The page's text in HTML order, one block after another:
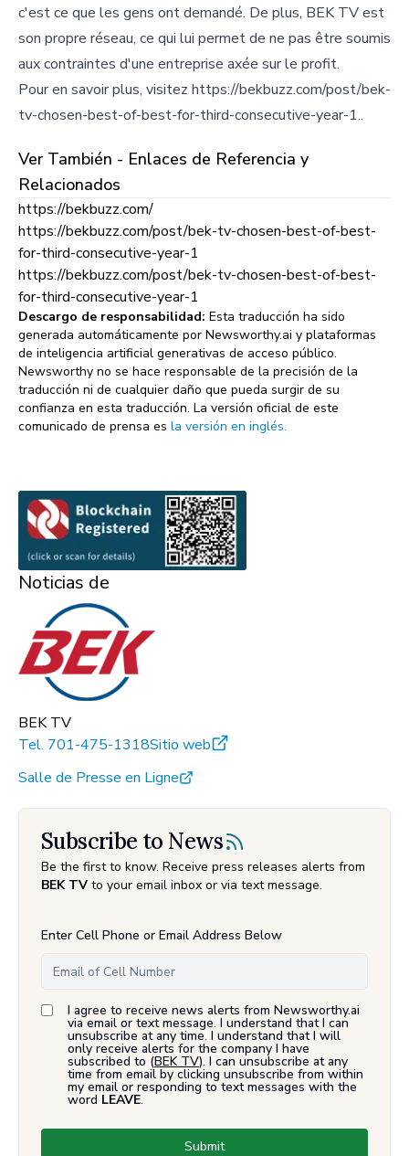
c'est ce que les gens ont demandé. De plus, BEK TV est
son propre réseau, ce qui lui permet de ne pas être soumis
aux contraintes d'une entreprise axée sur le profit.
Pour en savoir plus, visitez https://bekbuzz.com/post/bek-
tv-chosen-best-of-best-for-third-consecutive-year-1..
Ver También - Enlaces de Referencia y
Relacionados
https://bekbuzz.com/
https://bekbuzz.com/post/bek-tv-chosen-best-of-best-
for-third-consecutive-year-1
https://bekbuzz.com/post/bek-tv-chosen-best-of-best-
for-third-consecutive-year-1
Descargo de responsabilidad: Esta traducción ha sido
generada automáticamente por Newsworthy.ai y plataformas
de inteligencia artificial generativas de acceso público.
Newsworthy no se hace responsable de la precisión de la
traducción ni de cualquier daño que pueda surgir de su
confianza en esta traducción. La versión oficial de este
comunicado de prensa es la versión en inglés.
Noticias de
BEK TV
Tel. 701-475-1318Sitio web
Salle de Presse en Ligne
Subscribe to News
Be the first to know. Receive press releases alerts from
BEK TV to your email inbox or via text message.
Enter Cell Phone or Email Address Below
I agree to receive news alerts from Newsworthy.ai
via email or text message. I understand that I can
unsubscribe at any time. I understand that I will
only receive alerts for the company I have
subscribed to (BEK TV). I can unsubscribe at any
time from email by clicking unsubscribe from within
my email or responding to text messages with the
word LEAVE.
Submit